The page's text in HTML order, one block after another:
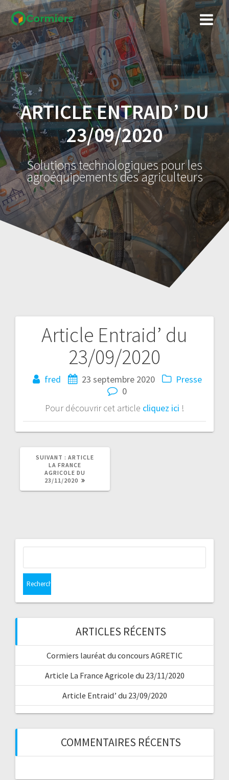
Skip
to
content
ARTICLE ENTRAID’ DU
23/09/2020
Solutions technologiques pour les
agroéquipements des agriculteurs
Article Entraid’ du
23/09/2020
fred 23 septembre 2020
Presse
0
Pour découvrir cet article cliquez ici !
Navigation
l’article
SUIVANT : ARTICLE
SUIVANT
:
ARTICLE
LA FRANCE
AGRICOLE DU
23/11/2020
ARTICLES RÉCENTS
Cormiers lauréat du concours AGRETIC
Article La France Agricole du 23/11/2020
Article Entraid’ du 23/09/2020
COMMENTAIRES RÉCENTS